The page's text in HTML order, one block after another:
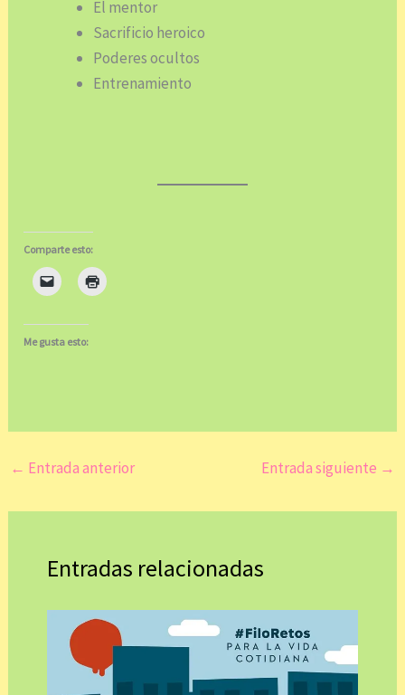
El mentor
Sacrificio heroico
Poderes ocultos
Entrenamiento
Comparte esto:
Me gusta esto:
← Entrada anterior Entrada siguiente →
Entradas relacionadas